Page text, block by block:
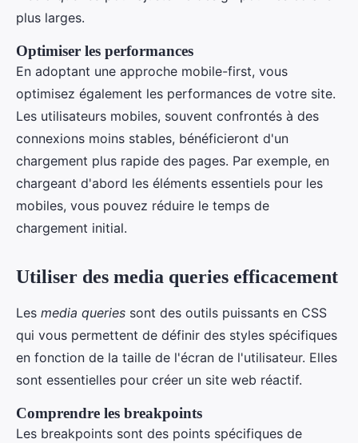
plus larges.
Optimiser les performances
En adoptant une approche mobile-first, vous
optimisez également les performances de votre site.
Les utilisateurs mobiles, souvent confrontés à des
connexions moins stables, bénéficieront d'un
chargement plus rapide des pages. Par exemple, en
chargeant d'abord les éléments essentiels pour les
mobiles, vous pouvez réduire le temps de
chargement initial.
Utiliser des media queries efficacement
Les media queries sont des outils puissants en CSS
qui vous permettent de définir des styles spécifiques
en fonction de la taille de l'écran de l'utilisateur. Elles
sont essentielles pour créer un site web réactif.
Comprendre les breakpoints
Les breakpoints sont des points spécifiques de